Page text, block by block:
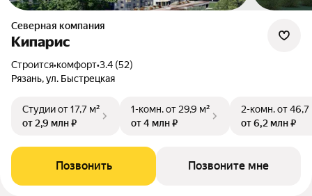
Северная компания
Кипарис
Строится•комфорт•3.4 (52)
Рязань, ул. Быстрецкая
Студииот 17,7 м²
от 2,9 млн ₽
1-комн.от 29,9 м²
от 4 млн ₽
2-комн.от 46,7
от 6,2 млн ₽
Позвонить Позвоните мне